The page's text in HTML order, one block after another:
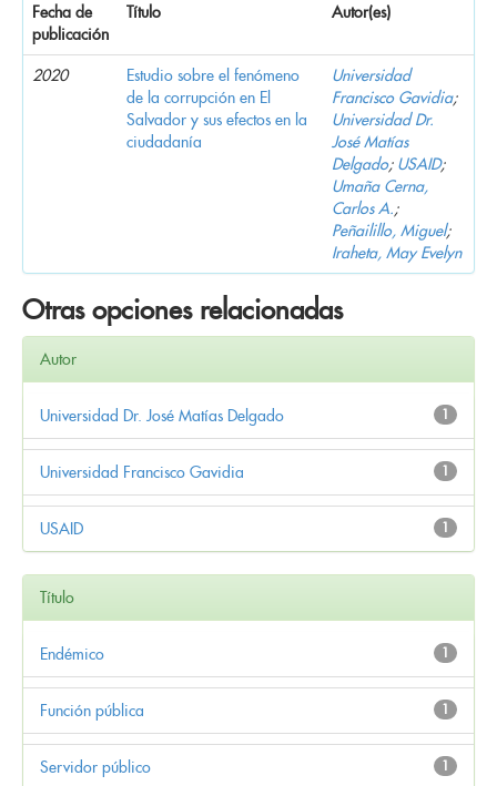
Fecha de
publicación
Título Autor(es)
2020
Estudio sobre el fenómeno
de la corrupción en El
Salvador y sus efectos en la
ciudadanía
Universidad
Francisco Gavidia;
Universidad Dr.
José Matías
Delgado; USAID;
Umaña Cerna,
Carlos A.;
Peñailillo, Miguel;
Iraheta, May Evelyn
Otras opciones relacionadas
Autor
1
Universidad Dr. José Matías Delgado
1
Universidad Francisco Gavidia
1
USAID
Título
1
Endémico
1
Función pública
1
Servidor público